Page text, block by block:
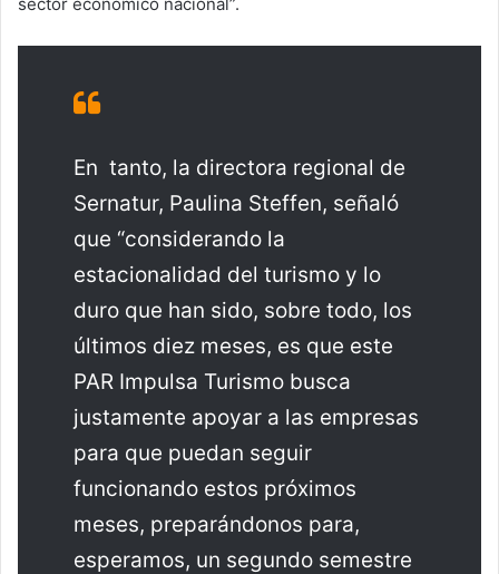
En tanto, la directora regional de
Sernatur, Paulina Steffen, señaló
que “considerando la
estacionalidad del turismo y lo
duro que han sido, sobre todo, los
últimos diez meses, es que este
PAR Impulsa Turismo busca
justamente apoyar a las empresas
para que puedan seguir
funcionando estos próximos
meses, preparándonos para,
esperamos, un segundo semestre